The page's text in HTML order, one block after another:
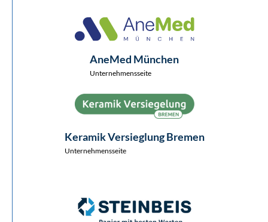
AneMed München
Unternehmensseite
Keramik Versieglung Bremen
Unternehmensseite